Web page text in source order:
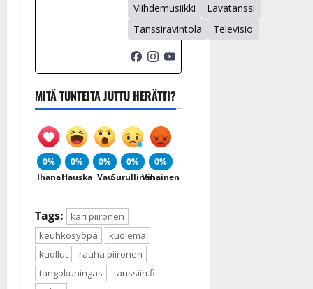
Viihdemusiikki
Lavatanssi
Tanssiravintola
Televisio
MITÄ TUNTEITA JUTTU HERÄTTI?
0%
Ihana
0%
Hauska
0%
Vau
0%
Surullinen
0%
Vihainen
Tags:
kari piironen
keuhkosyöpä
kuolema
kuollut
rauha piironen
tangokuningas
tanssiin.fi